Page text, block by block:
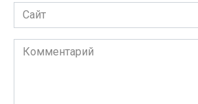
Сайт
Комментарий